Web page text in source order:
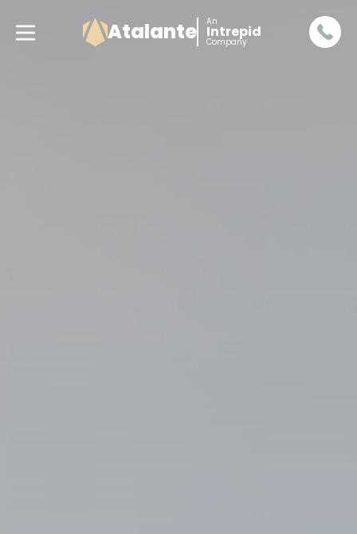
Atalante An
Intrepid
Company